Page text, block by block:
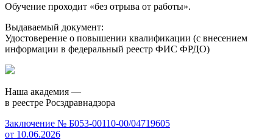
Обучение проходит «без отрыва от работы».
Выдаваемый документ:
Удостоверение о повышении квалификации (с внесением
информации в федеральный реестр ФИС ФРДО)
Наша академия —
в реестре Росздравнадзора
Заключение № Б053-00110-00/04719605
от 10.06.2026